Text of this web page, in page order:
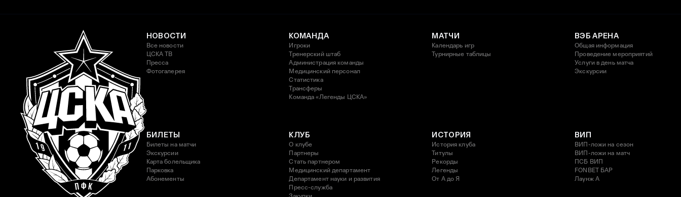
НОВОСТИ
Все новости
ЦСКА ТВ
Пресса
Фотогалерея
КОМАНДА
Игроки
Тренерский штаб
Администрация команды
Медицинский персонал
Статистика
Трансферы
Команда «Легенды ЦСКА»
МАТЧИ
Календарь игр
Турнирные таблицы
ВЭБ АРЕНА
Общая информация
Проведение мероприятий
Услуги в день матча
Экскурсии
БИЛЕТЫ
Билеты на матчи
Экскурсии
Карта болельщика
Парковка
Абонементы
КЛУБ
О клубе
Партнеры
Стать партнером
Медицинский департамент
Департамент науки и развития
Пресс-служба
ИСТОРИЯ
История клуба
Титулы
Рекорды
Легенды
От А до Я
ВИП
ВИП-ложи на сезон
ВИП-ложи на матч
ПСБ ВИП
FONBET БАР
Лаунж A